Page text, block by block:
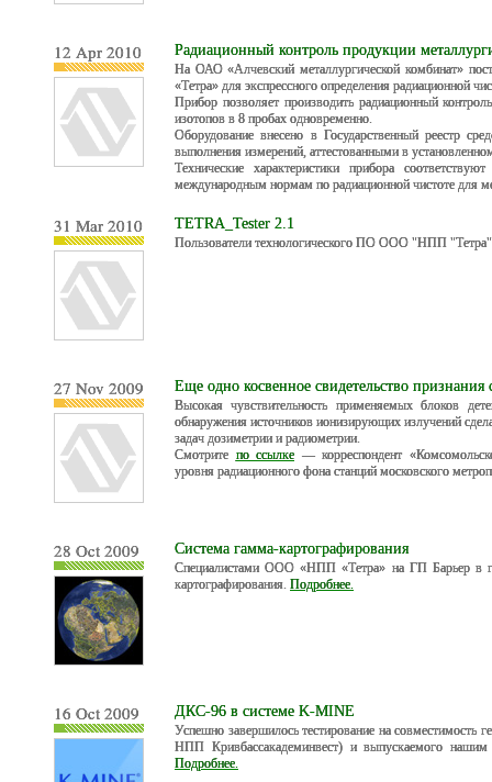
12 Apr 2010 Радиационный контроль продукции
На ОАО «Алчевский металлургической комбинат»
«Тетра» для экспрессного определения радиационной
Прибор позволяет производить радиационный
изотопов в 8 пробах одновременно.
Оборудование внесено в Государственный реестр
выполнения измерений, аттестованными в
Технические характеристики прибора
международным нормам по радиационной чистоте для
31 Mar 2010 TETRA_Tester 2.1
Пользователи технологического ПО ООО "НПП
27 Nov 2009 Еще одно косвенное свидетельство
Высокая чувствительность применяемых блоков
обнаружения источников ионизирующих излучений
задач дозиметрии и радиометрии.
Смотрите по ссылке — корреспондент
уровня радиационного фона станций московского
28 Oct 2009 Cистема гамма-картографирования
Специалистами ООО «НПП «Тетра» на ГП Барьер в г.
картографирования. Подробнее.
16 Oct 2009 ДКС-96 в системе K-MINE
Успешно завершилось тестирование на
НПП Кривбассакадеминвест) и выпускаемого
Подробнее.